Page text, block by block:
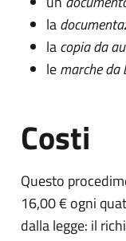
la
lacopia da
lemarche da
Costi
Questo
16,00 € ogni
dalla legge: il